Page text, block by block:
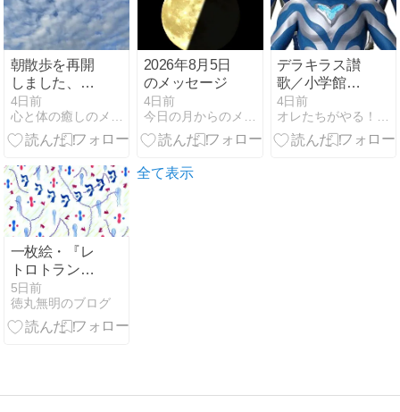
朝散歩を再開
しました、ほ
んの少し秋の
気配です
4日前
心と体の癒しのメッセージ
2026年8月5日
のメッセージ
4日前
今日の月からのメッセージ
デラキラス讃
歌／小学館ヒ
ーローライブ
ラリー
4日前
オレたちがやる！作家集団アディクト始動
一枚絵・『レ
トロトランス
ポゾン』
5日前
徳丸無明のブログ
全て表示